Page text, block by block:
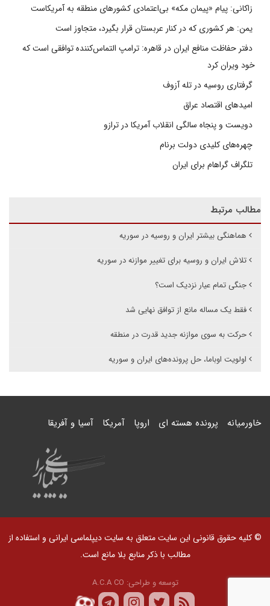
زاکانی: پیام «پیمان مکه» بی‌اعتمادی کشورهای منطقه به آمریکاست
یمن: هر کشوری که در کنار عربستان قرار بگیرد، متجاوز است
دفتر حفاظت منافع ایران در قاهره: ترامپ التماس‌کننده توافقی است که
خود ویران کرد
گرفتاری روسیه در تله آزوف
امیدهای اقتصاد عراق
دویست و پنجاه سالگی انقلاب آمریکا در ترازو
چهره‌های کلیدی دولت برنام
تلگراف گراهام برای ایران
مطالب مرتبط
هماهنگی بیشتر ایران و روسیه در سوریه
تلاش ایران و روسیه برای تغییر موازنه در سوریه
جنگی تمام عیار نزدیک است؟
فقط یک مساله مانع از توافق نهایی شد
حرکت به سوی موازنه جدید قدرت در منطقه
اولویت اوباما، حل پرونده‌های ایران و سوریه
خاورمیانه پرونده هسته ای اروپا آمریکا آسیا و آفریقا
© کلیه حقوق قانونی این سایت متعلق به سایت دیپلماسی ایرانی و استفاده از
مطالب با ذکر منابع بلا مانع است.
توسعه و طراحی: A.C.A CO